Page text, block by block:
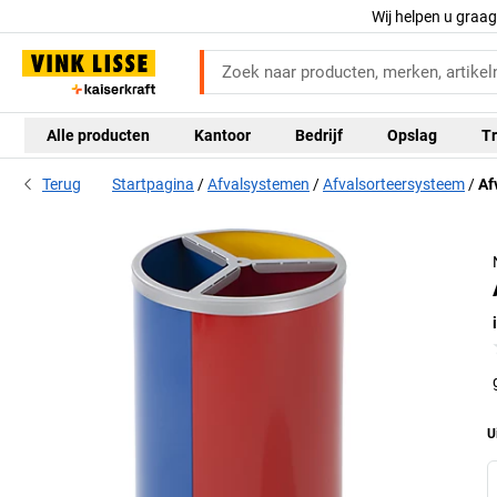
Wij helpen u
Alle producten Kantoor Bedrijf Opslag
Terug Startpagina Afvalsystemen Afvalsorteersysteem